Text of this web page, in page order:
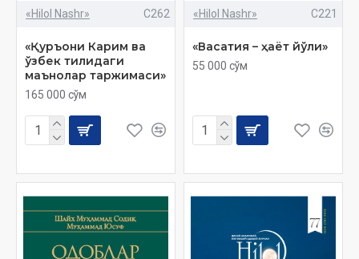
«Hilol Nashr» C262
«Қуръони Карим ва
ўзбек тилидаги
маънолар таржимаси»
165 000 сўм
«Hilol Nashr» C221
«Васатия – ҳаёт йўли»
55 000 сўм